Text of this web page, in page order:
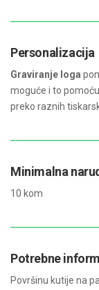
Personalizacija
Graviranje loga
moguće i to
preko raznih
Minimalna
10 kom
Potrebne
Površinu kutije na